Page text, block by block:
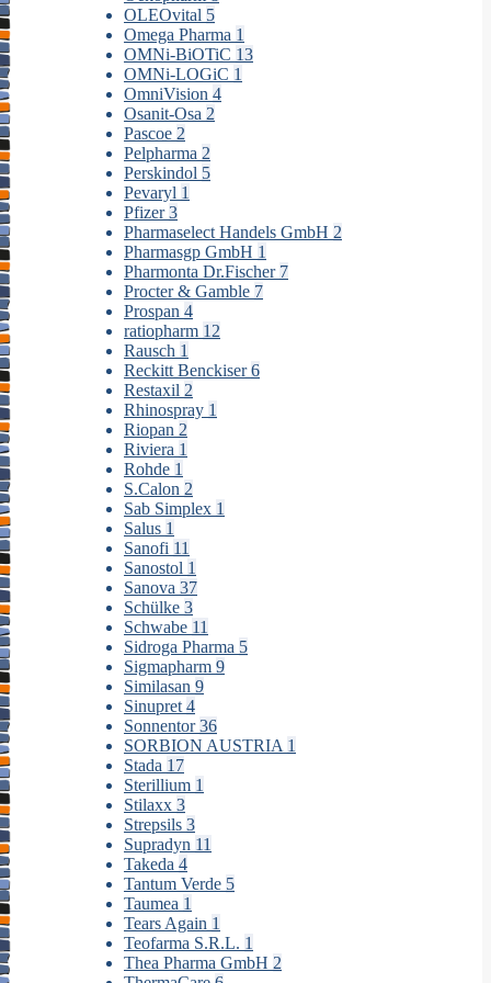
OLEOvital 5
Omega Pharma 1
OMNi-BiOTiC 13
OMNi-LOGiC 1
OmniVision 4
Osanit-Osa 2
Pascoe 2
Pelpharma 2
Perskindol 5
Pevaryl 1
Pfizer3
Pharmaselect Handels GmbH 2
Pharmasgp GmbH 1
Pharmonta Dr.Fischer 7
Procter & Gamble 7
Prospan 4
ratiopharm 12
Rausch 1
Reckitt Benckiser6
Restaxil 2
Rhinospray 1
Riopan 2
Riviera 1
Rohde 1
S.Calon 2
Sab Simplex 1
Salus 1
Sanofi 11
Sanostol 1
Sanova 37
Schülke 3
Schwabe 11
Sidroga Pharma 5
Sigmapharm 9
Similasan 9
Sinupret 4
Sonnentor36
SORBION AUSTRIA 1
Stada 17
Sterillium 1
Stilaxx 3
Strepsils 3
Supradyn 11
Takeda 4
Tantum Verde 5
Taumea 1
Tears Again 1
Teofarma S.R.L. 1
Thea Pharma GmbH 2